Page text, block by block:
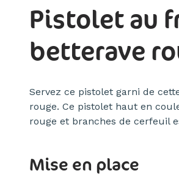
Pistolet au
betterave
Servez ce pistolet garni de
rouge. Ce pistolet haut en
rouge et branches de cerfeuil
Mise en place